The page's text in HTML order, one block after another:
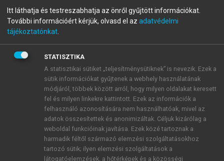
fiókoddal,vagy hozz létre új fiókot.
A regisztráció után apróbaidőszakautomatikusan
BELÉPÉS SAJÁT FIÓKKAL
ÚJ FIÓK LÉTREHOZÁSA
1 óra díjmentes hozzáférés
E-MAIL-CÍM
Itt láthatja és testreszabhatja az önről gyűjtött információkat.
További információért kérjük, olvasd el az adatvédelmi
tájékoztatónkat
STATISZTIKA
A statisztikai sütiket „teljesítménysütiknek” is nevezik. Ezek a
sütik információkat gyűjtenek a webhely használatának
módjáról, többek között arról, hogy milyen oldalakat keresett
fel és milyen linkekre kattintott. Ezek az információk a
felhasználó azonosítására nem használhatóak, mivel az
adatok összesítettek és anonimizáltak. Céljuk kizárólag a
weboldal funkcióinak javítása. Ezek közé tartoznak a
harmadik féltől származó elemzési szolgáltatásokhoz
tartozó sütik; ilyen elemzési szolgáltatások a
látogatóelemzések, a hőtérképek és a közösségi